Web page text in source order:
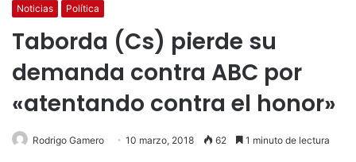
Noticias Política
Taborda (Cs) pierde su
demanda contra ABC por
«atentando contra el honor»
Rodrigo Gamero 10 marzo, 2018 62 1 minuto de lectura